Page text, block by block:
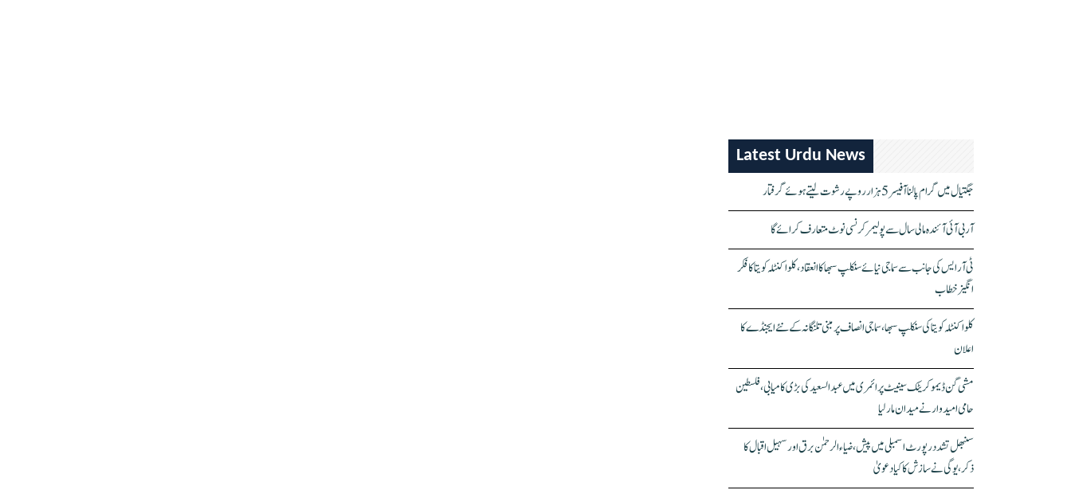
Latest Urdu News
جگتیال میں گرام پالنا آفیسر 5 ہزار روپے رشوت لیتے ہوئے گرفتار
آر بی آئی آئندہ مالی سال سے پولیمر کرنسی نوٹ متعارف کرائے گا
ٹی آر ایس کی جانب سے سماجی نیائے سنکلپ سبھا کا انعقاد، کلواکنٹلہ کویتا کا فکر
انگیز خطاب
کلواکنٹلہ کویتا کی سنکلپ سبھا، سماجی انصاف پر مبنی تلنگانہ کے نئے ایجنڈے کا
اعلان
مشی گن ڈیموکریٹک سینیٹ پرائمری میں عبدالسعید کی بڑی کامیابی، فلسطین
حامی امیدوار نے میدان مار لیا
سنبھل تشدد رپورٹ اسمبلی میں پیش، ضیاء الرحمٰن برق اور سہیل اقبال کا
ذکر، یوگی نے سازش کا کیا دعویٰ